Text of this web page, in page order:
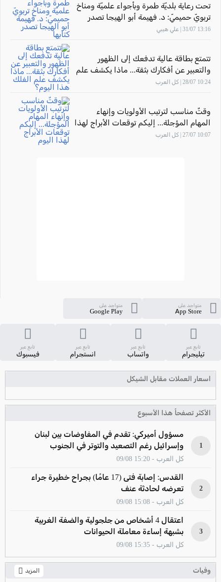
تحت رعاية بلديّة طمرة وبأجواء علميّة ومناخ
تربويّ حميميّ: د. فهيمة أبو الهيجا تصدر
كتابها "أثر المهارة" بحضور الاتّحاد القطريّ
13:16 31/07 | علي هيبي
تتمتع بطاقة عالية تدفعك إلى الظهور
والتعبير عن أفكارك بثقة... ماذا يكشف علم
الفلك هذا اليوم؟
10:24 28/07 | كل العرب
وقتٌ مناسب لترتيب الأولويات وإنهاء
المهام المؤجلة... إليكم توقعات الأبراج لهذا
اليوم
10:07 27/07 | كل العرب
متواجد على
App Store
متواجد على
Google Play
تابع عبر
تيليجرام
تابع عبر
واتساب
تابع عبر
انستجرام
تابع عبر
فيسبوك
اسعار العملات مقابل الشيكل
الأكثر تصفحاً هذا الأسبوع
1
مسؤول أميركي: تقدم في المفاوضات بين لبنان
وإسرائيل رغم التصعيد والتوتر في الجنوب
كل العرب - 15:20 09/08
2
القدس: إصابة فتى (17 عامًا) بجراح خطيرة جراء
تعرضه لحادثة عنف
كل العرب - 15:08 09/08
3
اعتقال 4 أشخاص من جلجولية والضفة الغربية
بشبهة إساءة معاملة الحيوانات
كل العرب - 15:35 09/08
وفيات المزيد